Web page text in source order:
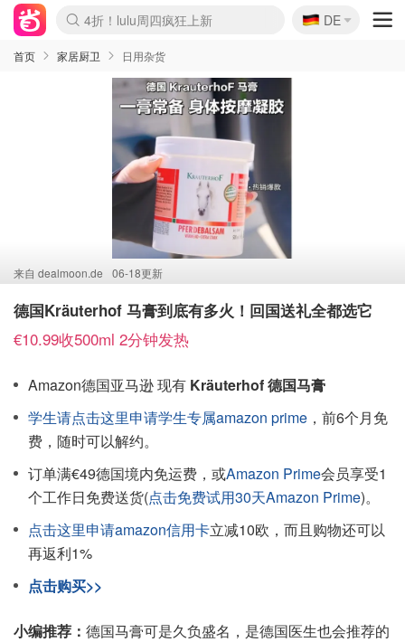
Boticinal 夏促开抢！
4折！lulu周四疯狂上新
还没结束！&OtherStories大促
Joybuy变相75折 随时失效
速领！Stanley独家85折
疑似霸哥！Camper额外叠85折
Zalando 奥莱闪促！每日更新
Moncler反季囤！5折起+叠9折
Coach Brooklyn仅€192
🇩🇪
DE
首页 家居厨卫 日用杂货
来自 dealmoon.de 06-18更新
德国Kräuterhof 马膏到底有多火！回国送礼全都选它
€10.99收500ml 2分钟发热
Amazon德国亚马逊 现有 Kräuterhof 德国马膏
学生请点击这里申请学生专属amazon prime ，前6个月免
费，随时可以解约。
订单满€49德国境内免运费，或Amazon Prime会员享受1
个工作日免费送货(点击免费试用30天Amazon Prime)。
点击这里申请amazon信用卡立减10欧，而且购物还可以
再返利1%
点击购买>>
小编推荐： 德国马膏可是久负盛名，是德国医生也会推荐的